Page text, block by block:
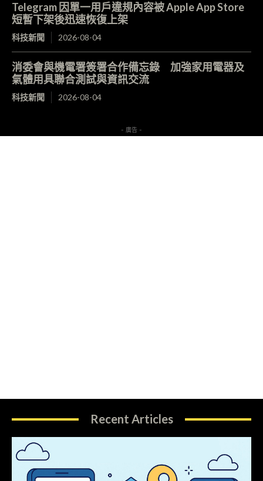
Telegram 因單一用戶違規內容被 Apple App Store
短暫下架後迅速恢復上架
科技新聞 2026-08-04
消委會與機電署簽署合作備忘錄 加強家用電器及
氣體用具聯合測試與資訊交流
科技新聞 2026-08-04
- 廣告 -
Recent Articles